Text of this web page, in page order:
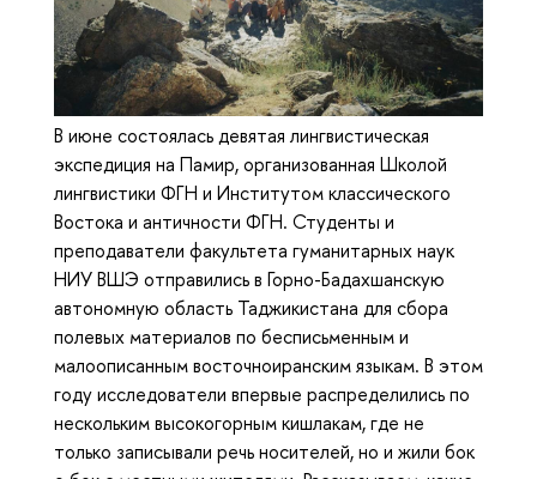
В июне состоялась девятая лингвистическая
экспедиция на Памир, организованная Школой
лингвистики ФГН и Институтом классического
Востока и античности ФГН. Студенты и
преподаватели факультета гуманитарных наук
НИУ ВШЭ отправились в Горно-Бадахшанскую
автономную область Таджикистана для сбора
полевых материалов по бесписьменным и
малоописанным восточноиранским языкам. В этом
году исследователи впервые распределились по
нескольким высокогорным кишлакам, где не
только записывали речь носителей, но и жили бок